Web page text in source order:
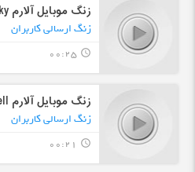
زنگ موبایل آلارم Sky ال جی
زنگ ارسالی کاربران
query_builder
00:25
زنگ موبایل آلارم Bell ال جی
زنگ ارسالی کاربران
query_builder
00:21